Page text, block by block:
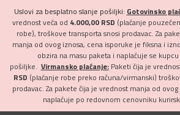
Uslovi za besplatno slanje pošiljki: Gotovinsko
vrednost veća od 4.000,00 RSD (plaćanje
robe), troškove transporta snosi prodavac. Za
manja od ovog iznosa, cena isporuke je fiksna i
obzira na masu paketa i naplaćuje se
pošiljke. Virmansko plaćanje:Paketi čija je
RSD (plaćanje robe preko računa/virmanski)
prodavac. Za pakete čija je vrednost manja od
naplaćuje po redovnom cenovniku